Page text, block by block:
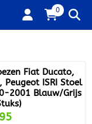
of sta
0
Fiat Ducato,
Peugeot ISRI Stoel
2001 Blauw/Grijs